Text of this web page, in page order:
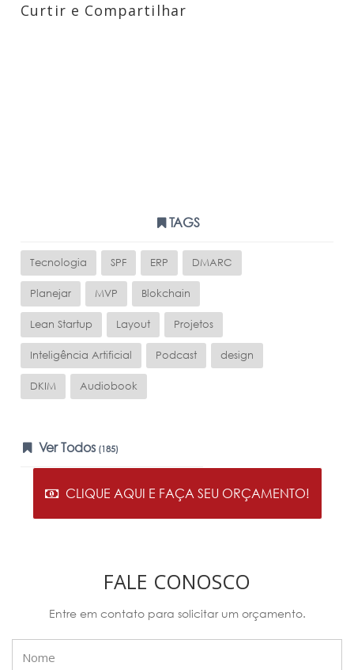
Curtir e Compartilhar
TAGS
Tecnologia SPF ERP DMARC
Planejar MVP Blokchain
Lean Startup Layout Projetos
Inteligência Artificial Podcast design
DKIM Audiobook
Ver Todos (185)
CLIQUE AQUI E FAÇA SEU ORÇAMENTO!
FALE CONOSCO
Entre em contato para solicitar um orçamento.